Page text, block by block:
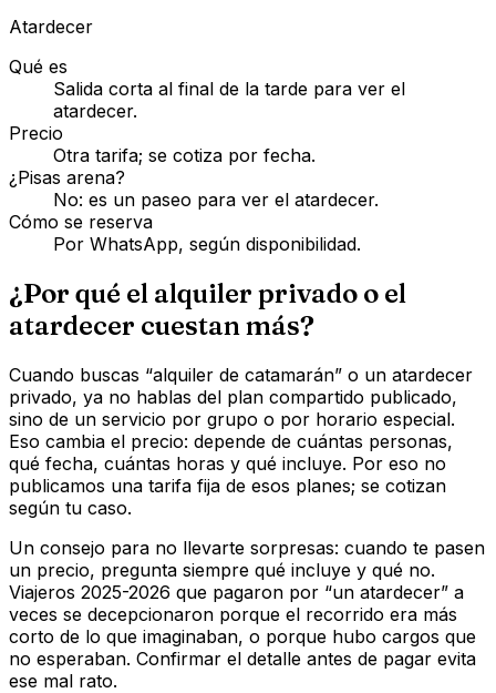
Atardecer
Qué es
Salida corta al final de la tarde para ver el
atardecer.
Precio
Otra tarifa; se cotiza por fecha.
¿Pisas arena?
No: es un paseo para ver el atardecer.
Cómo se reserva
Por WhatsApp, según disponibilidad.
¿Por qué el alquiler privado o el
atardecer cuestan más?
Cuando buscas “alquiler de catamarán” o un atardecer
privado, ya no hablas del plan compartido publicado,
sino de un servicio por grupo o por horario especial.
Eso cambia el precio: depende de cuántas personas,
qué fecha, cuántas horas y qué incluye. Por eso no
publicamos una tarifa fija de esos planes; se cotizan
según tu caso.
Un consejo para no llevarte sorpresas: cuando te pasen
un precio, pregunta siempre qué incluye y qué no.
Viajeros 2025-2026 que pagaron por “un atardecer” a
veces se decepcionaron porque el recorrido era más
corto de lo que imaginaban, o porque hubo cargos que
no esperaban. Confirmar el detalle antes de pagar evita
ese mal rato.